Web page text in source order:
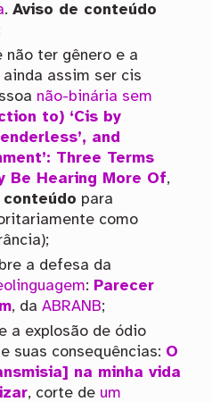
.Aviso de conteúdo
não ter gênero e a
assim ser cis
não-binária sem
to) ‘Cis by
and
Three Terms
Be Hearing More Of,
conteúdo para
como
a defesa da
: Parecer
, daABRANB;
a explosão de ódio
suas consequências: O
na minha vida
, corte de um